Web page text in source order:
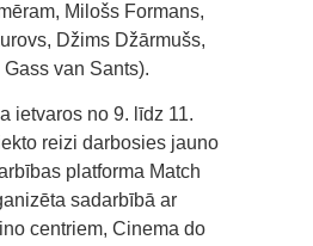
Milošs Formans,
Džims Džārmušs,
van Sants).
ietvaros no 9. līdz 11.
reizi darbosies jauno
platforma Match
sadarbībā ar
centriem, Cinema do